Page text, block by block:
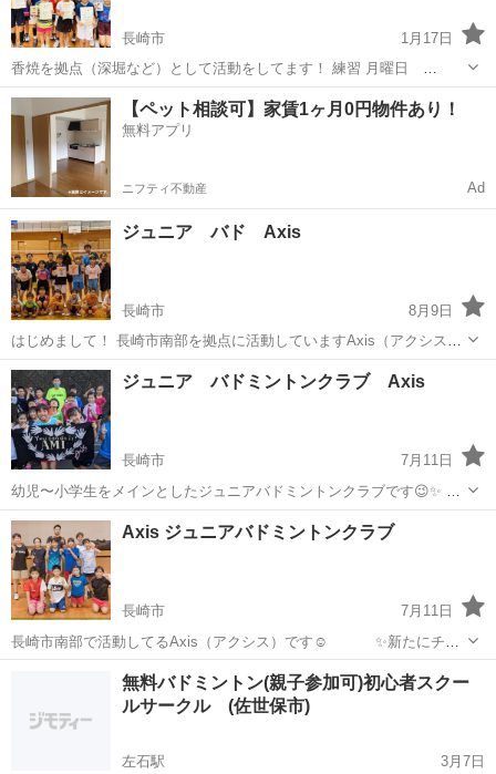
長崎市
1月17日
香焼を拠点（深堀など）として活動をしてます！ 練習 月曜日
19:15〜21:30 水曜日 19:30〜21:30 金曜日 19:30〜21:30 土曜日
8:00〜12:00 現在、小学生1年生をふくめ12人でわい...
長崎 長崎市 バドミントン バドミントンクラブ
【ペット相談可】家賃1ヶ月0円物件あり！
無料アプリ
ニフティ不動産 Ad
ジュニア バド Axis
長崎市
8月9日
はじめまして！ 長崎市南部を拠点に活動していますAxis（アクシス）
です😁 絶賛！！部員募集中です🏸 お子様に何かスポーツをさせたい！
とお考えの方✨良かった一緒にバドしませんか？？ クラブではグルー
プ分けをしてレベル...
長崎 長崎市 バド
ジュニア バドミントンクラブ Axis
長崎市
7月11日
幼児〜小学生をメインとしたジュニアバドミントンクラブです😉✨ 長
崎市南部「香焼、深堀」をメインに活動しています！ ☆朝の部☆ 土
曜 8:00〜12:00 ☆夕方の部☆ 月曜、木曜 16:30〜18:30 こちら...
長崎 長崎市 バドミントンクラブ
Axis ジュニアバドミントンクラブ
長崎市
7月11日
長崎市南部で活動してるAxis（アクシス）です☺️ ✨新たにチー
ムメンバーを募集✨ 活動は月、水、金、土の週４日、練習を頑張
っています！！（全てに参加できなくてもオッケー） 月
19:15〜21:30 水...
バドミントン バドミントンクラブ
無料バドミントン(親子参加可)初心者スクー
ルサークル (佐世保市)
左石駅
3月7日